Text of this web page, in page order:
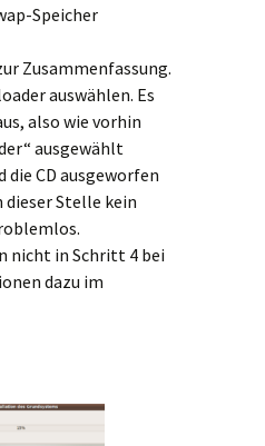
Speicher
Zusammenfassung.
auswählen. Es
also wie vorhin
ausgewählt
CD ausgeworfen
dieser Stelle kein
nicht in Schritt 4 bei
dazu im